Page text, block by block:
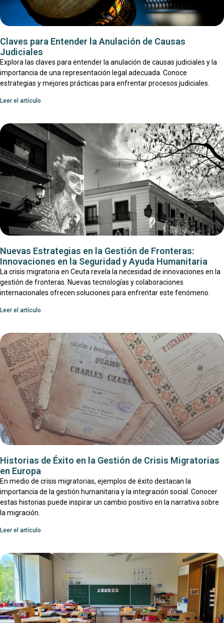
Claves para Entender la Anulación de Causas
Judiciales
Explora las claves para entender la anulación de causas judiciales y la
importancia de una representación legal adecuada. Conoce
estrategias y mejores prácticas para enfrentar procesos judiciales.
Leer el artículo
Nuevas Estrategias en la Gestión de Fronteras:
Innovaciones en la Seguridad y Ayuda Humanitaria
La crisis migratoria en Ceuta revela la necesidad de innovaciones en la
gestión de fronteras. Nuevas tecnologías y colaboraciones
internacionales ofrecen soluciones para enfrentar este fenómeno.
Leer el artículo
Historias de Éxito en la Gestión de Crisis Migratorias
en Europa
En medio de crisis migratorias, ejemplos de éxito destacan la
importancia de la gestión humanitaria y la integración social. Conocer
estas historias puede inspirar un cambio positivo en la narrativa sobre
la migración.
Leer el artículo